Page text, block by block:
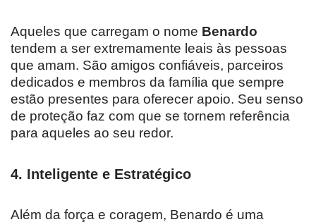
Aqueles que carregam o nome Benardo
tendem a ser extremamente leais às pessoas
que amam. São amigos confiáveis, parceiros
dedicados e membros da família que sempre
estão presentes para oferecer apoio. Seu senso
de proteção faz com que se tornem referência
para aqueles ao seu redor.
4. Inteligente e Estratégico
Além da força e coragem, Benardo é uma